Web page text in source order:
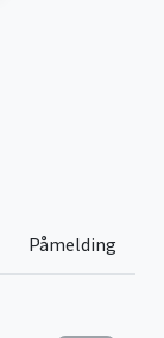
Påmelding